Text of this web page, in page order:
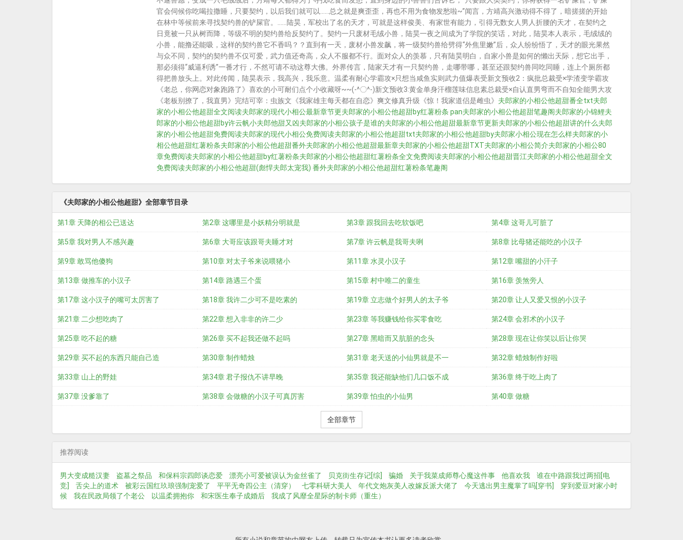
官会伺候你吃喝拉撒睡，只要契约，以后我们就可以……总之就是爽歪歪，再也不用为食物发愁啦~”闻言，方靖高兴激动得不得了，暗搓搓的开始
在林中等候前来寻找契约兽的铲屎官。……陆昊，军校出了名的天才，可就是这样俊美、有家世有能力，引得无数女人男人折腰的天才，在契约之
日竟被一只从树而降，等级不明的契约兽给反契约了。契约一只废材毛绒小兽，陆昊一夜之间成为了学院的笑话，对此，陆昊本人表示，毛绒绒的
小兽，能撸还能吸，这样的契约兽它不香吗？？直到有一天，废材小兽发飙，将一级契约兽给劈得“外焦里嫩”后，众人纷纷悟了，天才的眼光果然
与众不同，契约的契约兽不仅可爱，武力值还奇高，众人不服都不行。面对众人的羡慕，只有陆昊明白，自家小兽是如何的懒出天际，想它出手，
那必须得“威逼利诱”一番才行，不然可请不动这尊大佛。外界传言，陆家天才有一只契约兽，走哪带哪，甚至还跟契约兽同吃同睡，连上个厕所都
得把兽放头上。对此传闻，陆昊表示，我高兴，我乐意。温柔有耐心学霸攻×只想当咸鱼实则武力值爆表受新文预收2：疯批总裁受×学渣变学霸攻
《老总，你网恋对象跑路了》喜欢的小可耐们点个小收藏呀~~(-^〇^-)新文预收3:黄金单身汗榴莲味信息素总裁受×自认直男弯而不自知全能男大攻
《老板别撩了，我直男》完结可宰：虫族文《我家雄主每天都在自恋》爽文修真升级《惊！我家道侣是雌虫》 夫郎家的小相公他超甜番全txt夫郎
家的小相公他超甜全文阅读夫郎家的现代小相公最新章节更夫郎家的小相公他超甜by红薯粉条 pan夫郎家的小相公他超甜笔趣阁夫郎家的小锦鲤夫
郎家的小相公他超甜by许云帆小夫郎他甜又凶夫郎家的小相公孩子是谁的夫郎家的小相公他超甜最新章节更新夫郎家的小相公他超甜讲的什么夫郎
家的小相公他超甜免费阅读夫郎家的现代小相公免费阅读夫郎家的小相公他超甜txt夫郎家的小相公他超甜by夫郎家小相公现在怎么样夫郎家的小
相公他超甜红薯粉条夫郎家的小相公他超甜番外夫郎家的小相公他超甜最新章夫郎家的小相公他超甜TXT夫郎家的小相公简介夫郎家的小相公80
章免费阅读夫郎家的小相公他超甜by红薯粉条夫郎家的小相公他超甜红薯粉条全文免费阅读夫郎家的小相公他超甜晋江夫郎家的小相公他超甜全文
免费阅读夫郎家的小相公他超甜(彪悍夫郎太宠我) 番外夫郎家的小相公他超甜红薯粉条笔趣阁
《夫郎家的小相公他超甜》全部章节目录
第1章 天降的相公已送达 第2章 这哪里是小妖精分明就是 第3章 跟我回去吃软饭吧 第4章 这哥儿可脏了
第5章 我对男人不感兴趣 第6章 大哥应该跟哥夫睡才对 第7章 许云帆是我哥夫咧 第8章 比母猪还能吃的小汉子
第9章 敢骂他傻狗 第10章 对太子爷来说喂猪小 第11章 水灵小汉子 第12章 嘴甜的小汗子
第13章 做推车的小汉子 第14章 路遇三个蛋 第15章 村中唯二的童生 第16章 羡煞旁人
第17章 这小汉子的嘴可太厉害了 第18章 我许二少可不是吃素的 第19章 立志做个好男人的太子爷 第20章 让人又爱又恨的小汉子
第21章 二少想吃肉了 第22章 想入非非的许二少 第23章 等我赚钱给你买零食吃 第24章 会邪术的小汉子
第25章 吃不起的糖 第26章 买不起我还做不起吗 第27章 黑暗而又肮脏的念头 第28章 现在让你笑以后让你哭
第29章 买不起的东西只能自己造 第30章 制作蜡烛 第31章 老天送的小仙男就是不一 第32章 蜡烛制作好啦
第33章 山上的野娃 第34章 君子报仇不讲早晚 第35章 我还能缺他们几口饭不成 第36章 终于吃上肉了
第37章 没爹靠了 第38章 会做糖的小汉子可真厉害 第39章 怕虫的小仙男 第40章 做糖
全部章节
推荐阅读
男大变成糙汉妻 盗墓之祭品 和保科宗四郎谈恋爱 漂亮小可爱被误认为金丝雀了 贝克街生存记[综] 骗婚 关于我菜成师尊心魔这件事 他喜欢我
谁在中路跟我过两招[电
竞]
舌尖上的道术 被彩云国红玖琅强制宠爱了 平平无奇四公主（清穿） 七零科研大美人 年代文炮灰美人改嫁反派大佬了 今天逃出男主魔掌了吗[穿书]
穿到爱豆对家小时
候
我在民政局领了个老公 以温柔拥抱你 和宋医生奉子成婚后 我成了风靡全星际的制卡师（重生）